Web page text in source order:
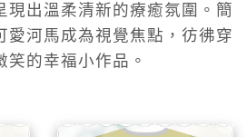
現出溫柔清新的療癒氛圍。簡
愛河馬成為視覺焦點，彷彿穿
笑的幸福小作品。